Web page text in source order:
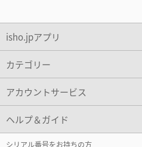
isho.jpアプリ
カテゴリー
アカウントサービス
ヘルプ＆ガイド
シリアル番号をお持ちの方